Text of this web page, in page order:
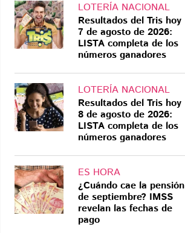
LOTERÍA NACIONAL
Resultados del Tris hoy
7 de agosto de 2026:
LISTA completa de los
números ganadores
LOTERÍA NACIONAL
Resultados del Tris hoy
8 de agosto de 2026:
LISTA completa de los
números ganadores
ES HORA
¿Cuándo cae la pensión
de septiembre? IMSS
revelan las fechas de
pago